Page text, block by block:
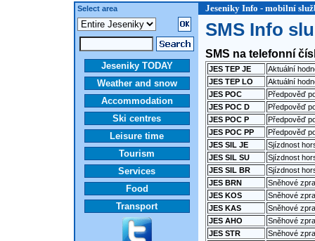
Select area
Jeseniky Info - mobilní
Jeseniky TODAY
Weather and snow
Accommodation
Ski centres
Leisure time
Tourism
Services
Food
Transport
SMS Info
SMS na telefonní
JES TEP JE
Aktuální
JES TEP LO
Aktuální
JES POC
Předpověď
JES POC D
Předpověď
JES POC P
Předpověď
JES POC PP
Předpověď
JES SIL JE
Sjízdnost
JES SIL SU
Sjízdnost
JES SIL BR
Sjízdnost
JES BRN
Sněhové
JES KOS
Sněhové
JES KAS
Sněhové
JES AHO
Sněhové
JES STR
Sněhové